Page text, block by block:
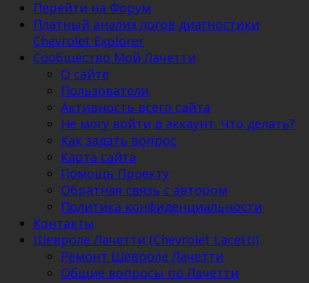
Перейти на Форум
Платный анализ логов диагностики
Chevrolet Explorer
Сообщество Мой Лачетти
О сайте
Пользователи
Активность всего сайта
Не могу войти в аккаунт. Что делать?
Как задать вопрос
Карта сайта
Помощь Проекту
Обратная связь с автором
Политика конфиденциальности
Контакты
Шевроле Лачетти (Chevrolet Lacetti)
Ремонт Шевроле Лачетти
Общие вопросы по Лачетти